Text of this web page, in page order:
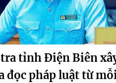
tỉnh Điện Biên
đọc pháp luật từ